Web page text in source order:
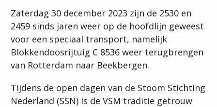
Zaterdag 30 december 2023 zijn de 2530 en
2459 sinds jaren weer op de hoofdlijn geweest
voor een speciaal transport, namelijk
Blokkendoosrijtuig C 8536 weer terugbrengen
van Rotterdam naar Beekbergen.
Tijdens de open dagen van de Stoom Stichting
Nederland (SSN) is de VSM traditie getrouw